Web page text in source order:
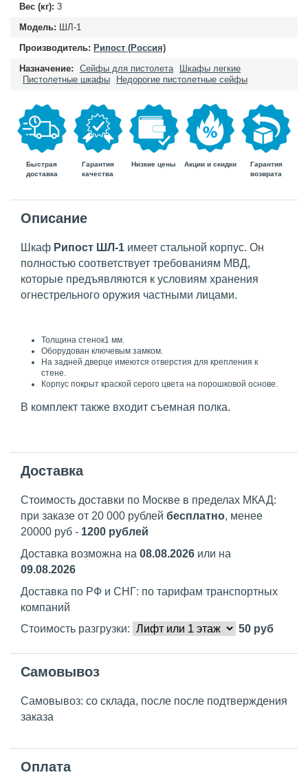
Вес (кг): 3
Модель: ШЛ-1
Производитель: Рипост (Россия)
Назначение:
Сейфы для пистолета
Шкафы легкие
Пистолетные шкафы
Недорогие пистолетные сейфы
Быстрая
доставка
Гарантия
качества
Низкие цены Акции и скидки
Гарантия
возврата
Описание
Шкаф Рипост ШЛ-1 имеет стальной корпус. Он
полностью соответствует требованиям МВД,
которые предъявляются к условиям хранения
огнестрельного оружия частными лицами.
Толщина стенок1 мм.
Оборудован ключевым замком.
На задней дверце имеются отверстия для крепления к
стене.
Корпус покрыт краской серого цвета на порошковой основе.
В комплект также входит съемная полка.
Доставка
Стоимость доставки по Москве в пределах МКАД:
при заказе от 20 000 рублей бесплатно, менее
20000 руб - 1200 рублей
Доставка возможна на 08.08.2026 или на
09.08.2026
Доставка по РФ и СНГ: по тарифам транспортных
компаний
Стоимость разгрузки:
50 руб
Самовывоз
Самовывоз: со склада, после после подтверждения
заказа
Оплата